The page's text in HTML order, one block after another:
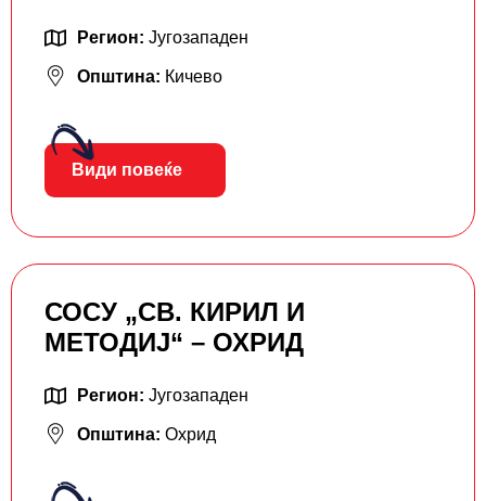
Регион: Југозападен
Општина: Кичево
Види повеќе
СОСУ „СВ. КИРИЛ И
МЕТОДИЈ“ – ОХРИД
Регион: Југозападен
Општина: Охрид